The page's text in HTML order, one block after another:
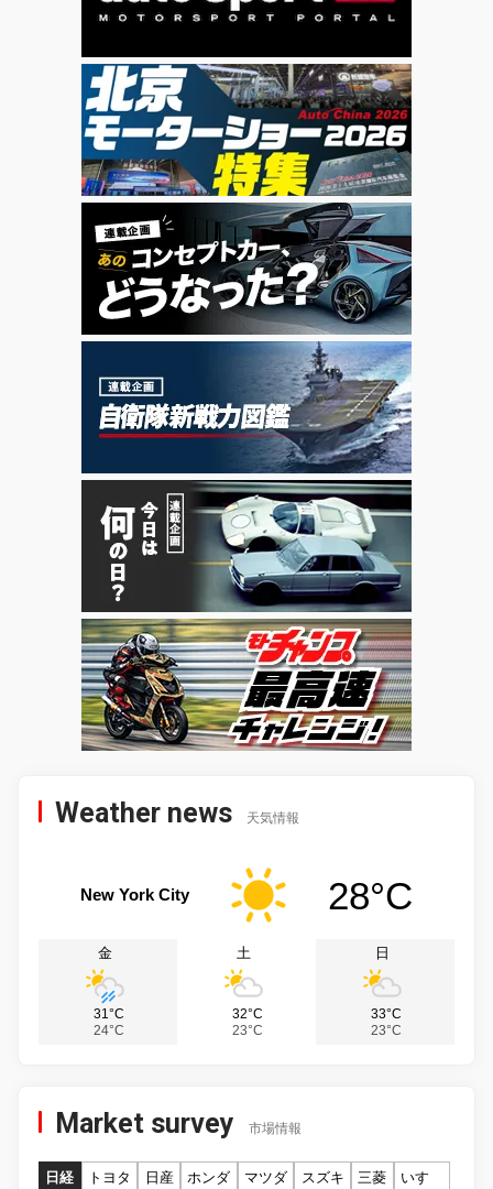
Weather news 天気情報
New York City 28°C
金
31°C
24°C
土
32°C
23°C
日
33°C
23°C
Market survey 市場情報
日経 トヨタ 日産 ホンダ マツダ スズキ 三菱
いすゞ